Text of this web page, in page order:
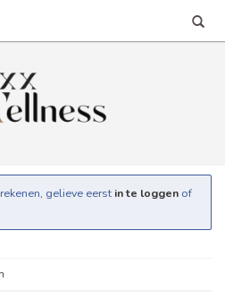
gelieve eerst in te loggen of